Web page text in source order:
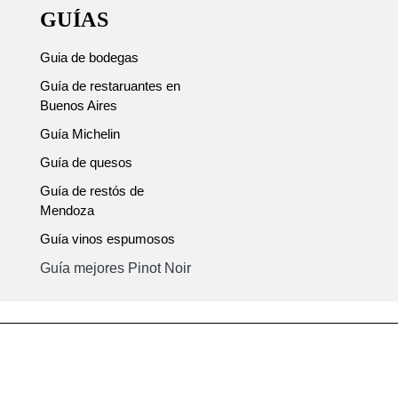
GUÍAS
Guia de bodegas
Guía de restaruantes en
Buenos Aires
Guía Michelin
Guía de quesos
Guía de restós de
Mendoza
Guía vinos espumosos
Guía mejores Pinot Noir